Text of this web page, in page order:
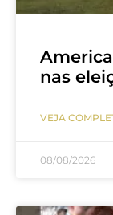
nas
VEJA
08/08/2026